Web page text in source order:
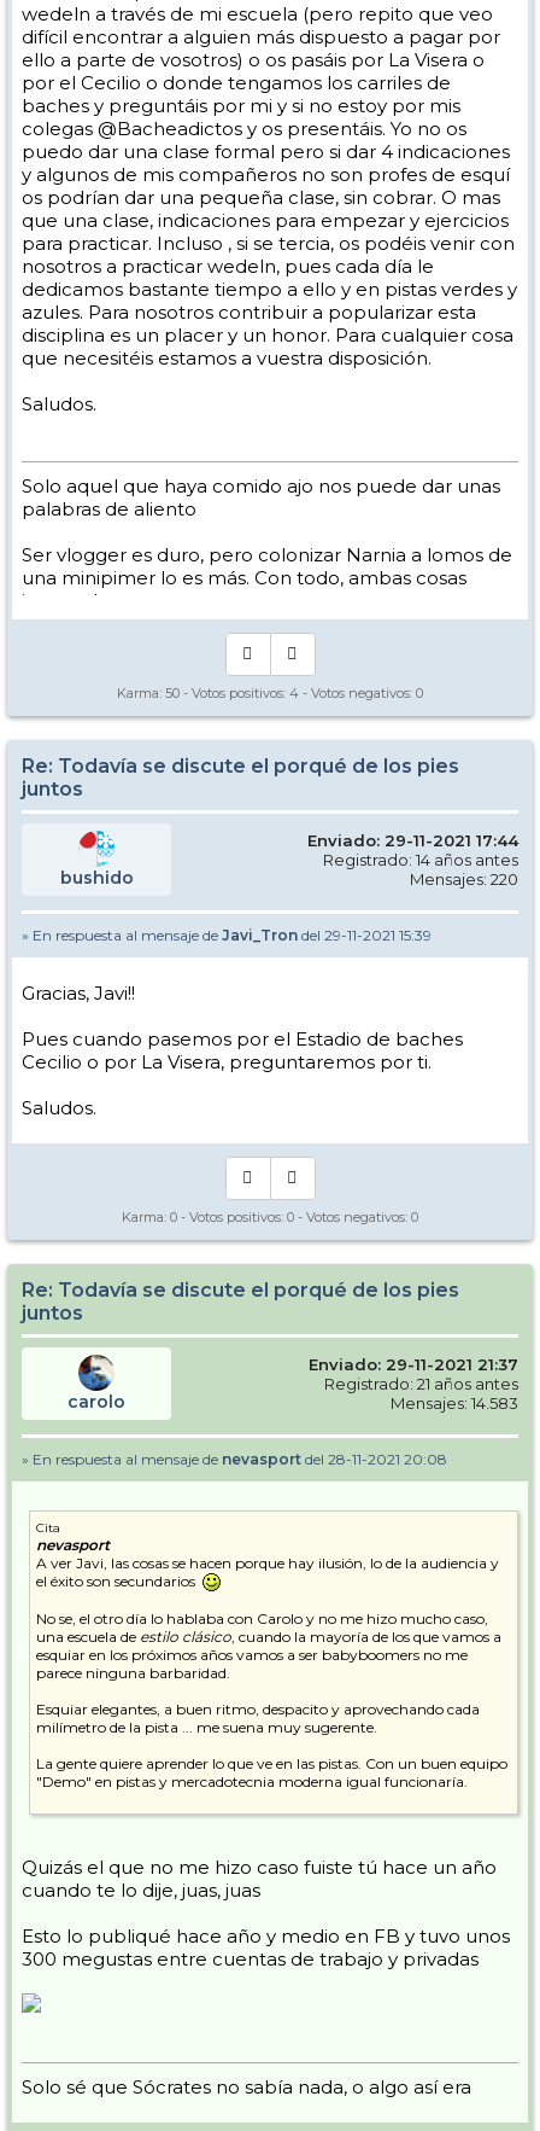
wedeln a través de mi escuela (pero repito que veo
difícil encontrar a alguien más dispuesto a pagar por
ello a parte de vosotros) o os pasáis por La Visera o
por el Cecilio o donde tengamos los carriles de
baches y preguntáis por mi y si no estoy por mis
colegas @Bacheadictos y os presentáis. Yo no os
puedo dar una clase formal pero si dar 4 indicaciones
y algunos de mis compañeros no son profes de esquí
os podrían dar una pequeña clase, sin cobrar. O mas
que una clase, indicaciones para empezar y ejercicios
para practicar. Incluso , si se tercia, os podéis venir con
nosotros a practicar wedeln, pues cada día le
dedicamos bastante tiempo a ello y en pistas verdes y
azules. Para nosotros contribuir a popularizar esta
disciplina es un placer y un honor. Para cualquier cosa
que necesitéis estamos a vuestra disposición.
Saludos.
Solo aquel que haya comido ajo nos puede dar unas
palabras de aliento
Ser vlogger es duro, pero colonizar Narnia a lomos de
una minipimer lo es más. Con todo, ambas cosas
intento hacer.
Yo hago esquí extremo : voy de extremo a extremo
Los caminos del esquí son inescrotables ...
Karma: 50 - Votos positivos: 4 - Votos negativos: 0
Re: Todavía se discute el porqué de los pies
juntos
bushido
Enviado: 29-11-2021 17:44
Registrado: 14 años antes
Mensajes: 220
» En respuesta al mensaje de Javi_Tron del 29-11-2021 15:39
Gracias, Javi!!
Pues cuando pasemos por el Estadio de baches
Cecilio o por La Visera, preguntaremos por ti.
Saludos.
Karma: 0 - Votos positivos: 0 - Votos negativos: 0
Re: Todavía se discute el porqué de los pies
juntos
carolo
Enviado: 29-11-2021 21:37
Registrado: 21 años antes
Mensajes: 14.583
» En respuesta al mensaje de nevasport del 28-11-2021 20:08
Cita
nevasport
A ver Javi, las cosas se hacen porque hay ilusión, lo de la audiencia y
el éxito son secundarios
No se, el otro día lo hablaba con Carolo y no me hizo mucho caso,
una escuela de estilo clásico, cuando la mayoría de los que vamos a
esquiar en los próximos años vamos a ser babyboomers no me
parece ninguna barbaridad.
Esquiar elegantes, a buen ritmo, despacito y aprovechando cada
milímetro de la pista ... me suena muy sugerente.
La gente quiere aprender lo que ve en las pistas. Con un buen equipo
"Demo" en pistas y mercadotecnia moderna igual funcionaría.
Eso sí, tiene mucho curro montar eso y un equipo humano del
Pepe
Quizás el que no me hizo caso fuiste tú hace un año
cuando te lo dije, juas, juas
Esto lo publiqué hace año y medio en FB y tuvo unos
300 megustas entre cuentas de trabajo y privadas
Solo sé que Sócrates no sabía nada, o algo así era